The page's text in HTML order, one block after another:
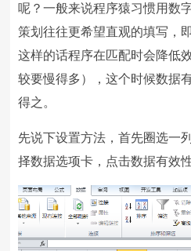
呢？一般来说程序猿习惯用数
策划往往更希望直观的填写，
这样的话程序在匹配时会降低
较要慢得多），这个时候数据
得之。
先说下设置方法，首先圈选一
择数据选项卡，点击数据有效